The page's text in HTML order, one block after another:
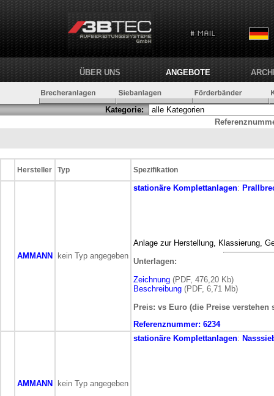
ÜBER UNS ANGEBOTE
Kategorie:
Hersteller Typ Spezifikation
AMMANN kein Typ angegeben
stationäre Komplettanlagen:
Anlage zur Herstellung, Klassierung,
Unterlagen:
Zeichnung (PDF, 476,20 Kb)
Beschreibung (PDF, 6,71 Mb)
Preis: vs Euro (die Preise
Referenznummer: 6234
AMMANN kein Typ angegeben
stationäre Komplettanlagen: